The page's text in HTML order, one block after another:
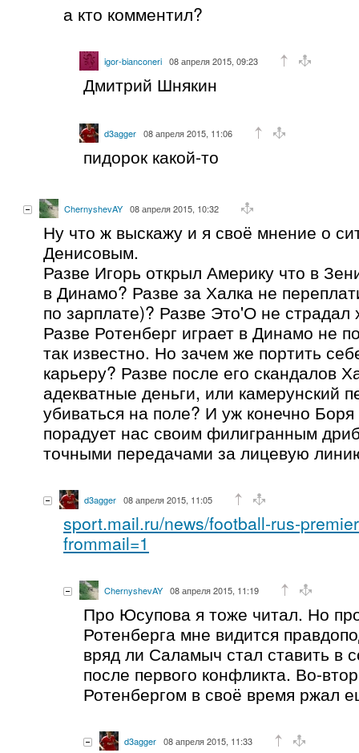
а кто комментил?
igor-bianconeri 08 апреля 2015, 09:23
Дмитрий Шнякин
d3agger 08 апреля 2015, 11:06
пидорок какой-то
ChernyshevAY 08 апреля 2015, 10:32
Ну что ж выскажу и я своё мнение о
Денисовым.
Разве Игорь открыл Америку что в
в Динамо? Разве за Халка не
по зарплате)? Разве Это'О не
Разве Ротенберг играет в Динамо не
так известно. Но зачем же портить
карьеру? Разве после его скандалов
адекватные деньги, или камерунский
убиваться на поле? И уж конечно
порадует нас своим филигранным
точными передачами за лицевую
d3agger 08 апреля 2015, 11:05
sport.mail.ru/news/football-rus-
frommail=1
ChernyshevAY 08 апреля 2015, 11:19
Про Юсупова я тоже читал. Но
Ротенберга мне видится
вряд ли Саламыч стал ставить в
после первого конфликта. Во-
Ротенбергом в своё время ржал
d3agger 08 апреля 2015, 11:33